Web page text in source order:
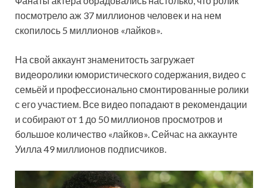
посмотрело аж 37 миллионов человек и на нем
скопилось 5 миллионов «лайков».
На свой аккаунт знаменитость загружает
видеоролики юмористического содержания, видео с
семьёй и профессионально смонтированные ролики
с его участием. Все видео попадают в рекомендации
и собирают от 1 до 50 миллионов просмотров и
большое количество «лайков». Сейчас на аккаунте
Уилла 49 миллионов подписчиков.